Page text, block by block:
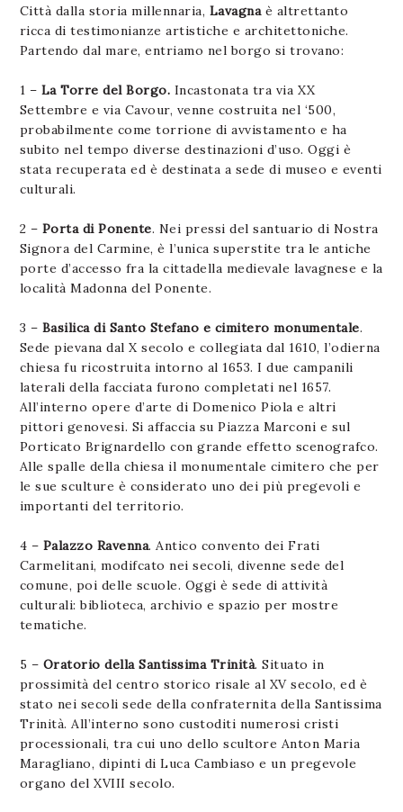
Città dalla storia millennaria, Lavagnaè altrettanto
ricca di testimonianze artistiche e architettoniche.
Partendo dal mare, entriamo nel borgo si trovano:
1 – La Torre del Borgo. Incastonata tra via XX
Settembre e via Cavour, venne costruita nel ‘500,
probabilmente come torrione di avvistamento e ha
subito nel tempo diverse destinazioni d’uso. Oggi è
stata recuperata ed è destinata a sede di museo e eventi
culturali.
2 – Porta di Ponente. Nei pressi del santuario di Nostra
Signora del Carmine, è l’unica superstite tra le antiche
porte d’accesso fra la cittadella medievale lavagnese e la
località Madonna del Ponente.
3 – Basilica di Santo Stefano e cimitero monumentale.
Sede pievana dal X secolo e collegiata dal 1610, l’odierna
chiesa fu ricostruita intorno al 1653. I due campanili
laterali della facciata furono completati nel 1657.
All’interno opere d’arte di Domenico Piola e altri
pittori genovesi. Si affaccia su Piazza Marconi e sul
Porticato Brignardello con grande effetto scenografco.
Alle spalle della chiesa il monumentale cimitero che per
le sue sculture è considerato uno dei più pregevoli e
importanti del territorio.
4 – Palazzo Ravenna. Antico convento dei Frati
Carmelitani, modifcato nei secoli, divenne sede del
comune, poi delle scuole. Oggi è sede di attività
culturali: biblioteca, archivio e spazio per mostre
tematiche.
5 – Oratorio della Santissima Trinità. Situato in
prossimità del centro storico risale al XV secolo, ed è
stato nei secoli sede della confraternita della Santissima
Trinità. All’interno sono custoditi numerosi cristi
processionali, tra cui uno dello scultore Anton Maria
Maragliano, dipinti di Luca Cambiaso e un pregevole
organo del XVIII secolo.